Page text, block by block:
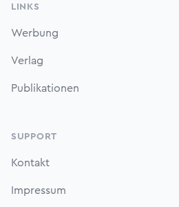
LINKS
Werbung
Verlag
Publikationen
SUPPORT
Kontakt
Impressum